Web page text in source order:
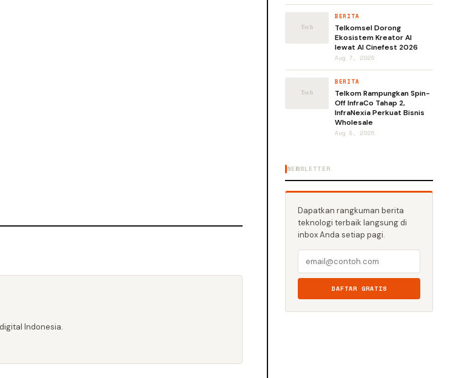
Indonesia.
BERITA
Telkomsel Dorong
Ekosistem Kreator AI
lewat AI Cinefest 2026
Aug 7, 2026
BERITA
Telkom Rampungkan Spin-
Off InfraCo Tahap 2,
InfraNexia Perkuat Bisnis
Wholesale
Aug 8, 2026
NEWSLETTER
Dapatkan rangkuman berita
teknologi terbaik langsung di
inbox Anda setiap pagi.
DAFTAR GRATIS